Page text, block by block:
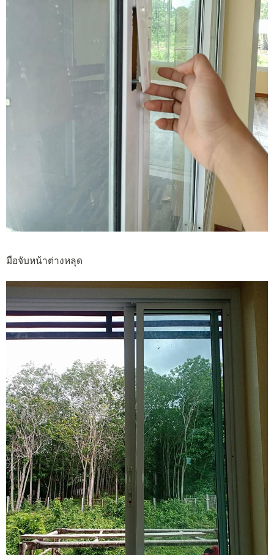
มือจับหน้าต่างหลุด